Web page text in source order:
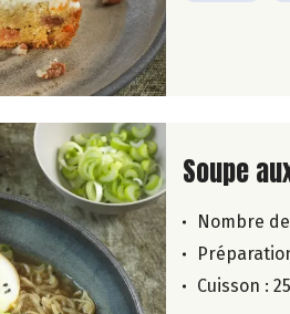
Lire la
Soupe
Nombre
Cuisson :